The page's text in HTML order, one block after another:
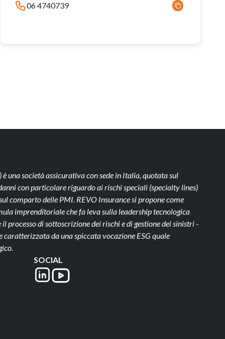
06 4740739
è una società assicurativa con sede in Italia, quotata sul
con particolare riguardo ai rischi speciali (specialty lines)
comparto delle PMI. REVO Insurance si propone come
imprenditoriale che fa leva sulla leadership tecnologica
processo di sottoscrizione dei rischi e di gestione dei sinistri -
caratterizzata da una spiccata vocazione ESG quale
SOCIAL